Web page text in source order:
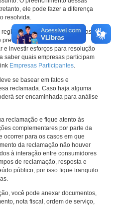
ele pode fazer a diferença
resolvida.
em face de empresas
assumiram
e investir esforços para resolução
saber quais empresas participam
Empresas Participantes.
se basear em fatos e
reclamada. Caso haja alguma
ser encaminhada para análise
reclamação e fique atento às
complementares por parte da
ocorrer para os casos em que
da reclamação não houver
à interação entre consumidores
de reclamação, resposta e
público, por isso fique tranquilo
você pode anexar documentos,
nota fiscal, ordem de serviço,